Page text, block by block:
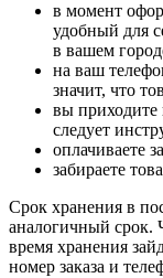
в момент
удобный для
в вашем
на ваш
значит, что
вы приходите
следует
оплачиваете
забираете
Срок хранения в
аналогичный срок.
время хранения
номер заказа и